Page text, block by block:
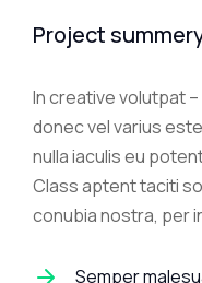
Project
In creative volutpat
donec vel varius
nulla iaculis eu
Class aptent taciti
conubia nostra, per
Semper